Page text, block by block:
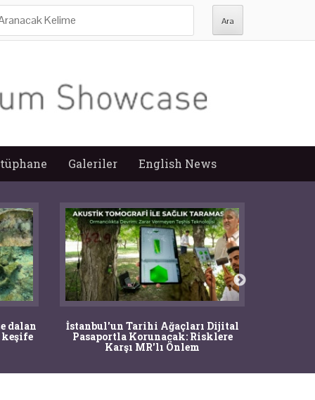
Galeriler English News
dalan İstanbul'un Tarihi Ağaçları Dijital
Pasaportla Korunacak: Risklere
Karşı MR'lı Önlem